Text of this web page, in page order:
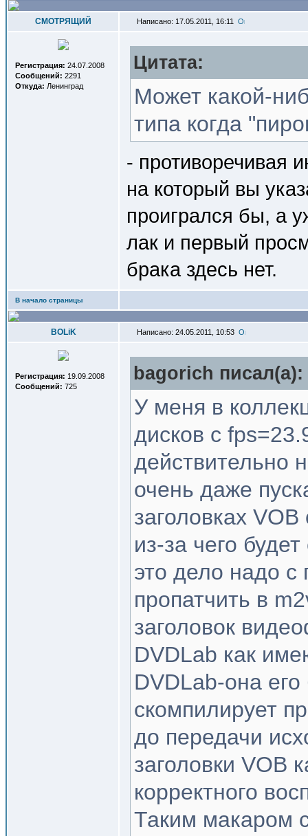
СМОТРЯЩИЙ Написано: 17.05.2011, 16:11
Регистрация: 24.07.2008
Сообщений: 2291
Откуда: Ленинград
Цитата:
Может какой-
типа когда
- противоречивая
на который вы
проигрался бы, а
лак и первый
брака здесь нет.
В начало страницы
BOLiK Написано: 24.05.2011, 10:53
Регистрация: 19.09.2008
Сообщений: 725
bagorich писал(a):
У меня в
дисков с
действительно
очень даже
заголовках
из-за чего
это дело надо
пропатчить в
заголовок
DVDLab как
DVDLab-она
скомпилирует
до передачи
заголовки VOB
корректного
Таким макаром